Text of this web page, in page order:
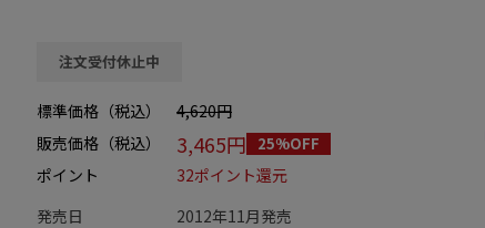
注文受付休止中
標準価格（税込）
4,620円
販売価格（税込）
3,465円 25%OFF
ポイント
32ポイント還元
発売日
2012年11月発売